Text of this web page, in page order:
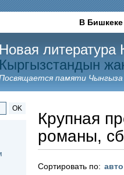
В Бишкеке
Новая литература
Кыргызстандын
памяти
OK
Крупная
романы,
Сортировать по: